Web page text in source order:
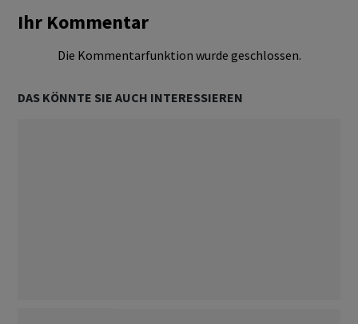
Ihr Kommentar
Die Kommentarfunktion wurde geschlossen.
DAS KÖNNTE SIE AUCH INTERESSIEREN